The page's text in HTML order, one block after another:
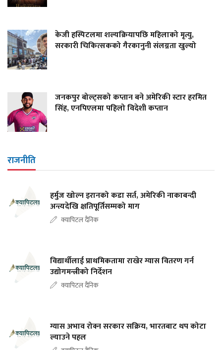
केजी हस्पिटलमा शल्यक्रियापछि महिलाको मृत्यु,
सरकारी चिकित्सकको गैरकानुनी संलग्नता खुल्यो
जनकपुर बोल्ट्सको कप्तान बने अमेरिकी स्टार हरमित
सिंह, एनपिएलमा पहिलो विदेशी कप्तान
राजनीति
हर्मुज खोल्न इरानको कडा सर्त, अमेरिकी नाकाबन्दी
अन्त्यदेखि क्षतिपूर्तिसम्मको माग
क्यापिटल दैनिक
विद्यार्थीलाई प्राथमिकतामा राखेर ग्यास वितरण गर्न
उद्योगमन्त्रीको निर्देशन
क्यापिटल दैनिक
ग्यास अभाव रोक्न सरकार सक्रिय, भारतबाट थप कोटा
ल्याउने पहल